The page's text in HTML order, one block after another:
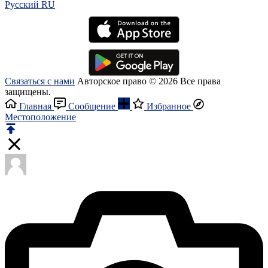
Русский RU‎
Связаться с нами Авторское право © 2026 Все права
защищены.
Главная
Сообщение
Избранное
Местоположение